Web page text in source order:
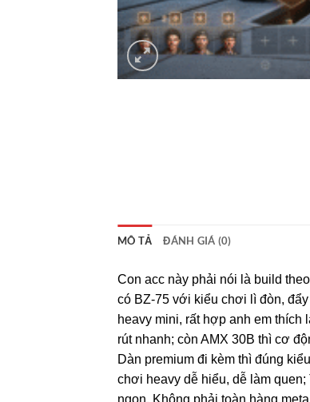
MÔ TẢ ĐÁNH GIÁ (0)
Con acc này phải nói là build
có BZ-75 với kiểu chơi lì đòn,
heavy mini, rất hợp anh em thích
rút nhanh; còn AMX 30B thì cơ
Dàn premium đi kèm thì đúng
chơi heavy dễ hiểu, dễ làm
ngon. Không phải toàn hàng